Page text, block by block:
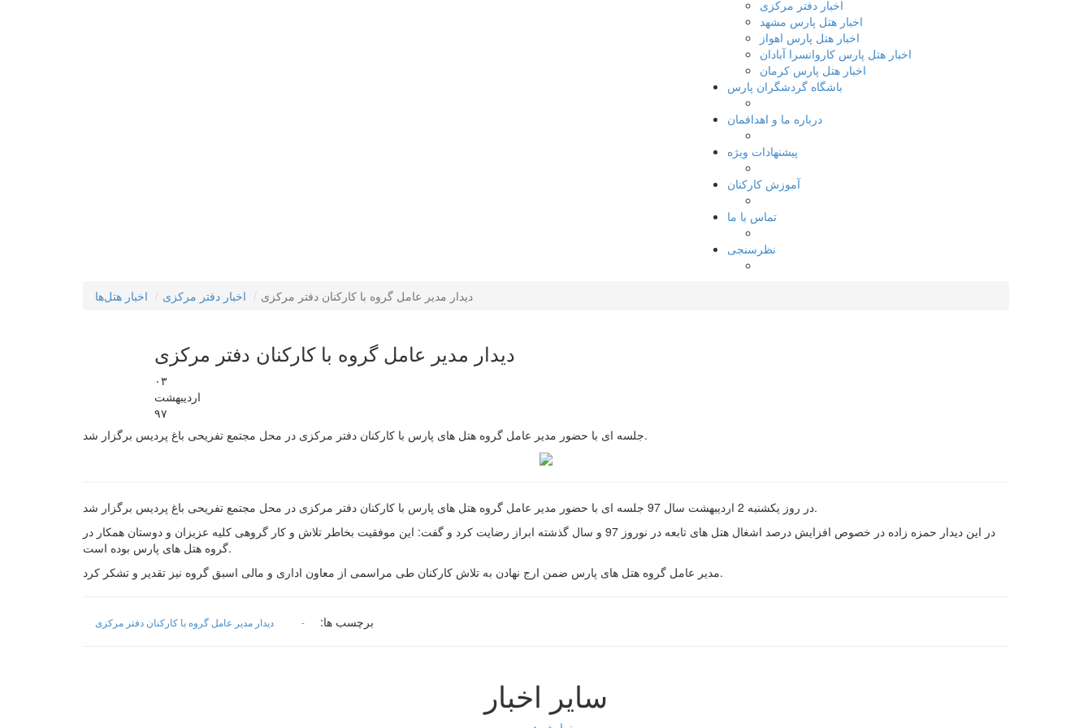
اخبار دفتر مرکزی
اخبار هتل پارس مشهد
اخبار هتل پارس اهواز
اخبار هتل پارس کاروانسرا آبادان
اخبار هتل پارس کرمان
باشگاه گردشگران پارس
درباره ما و اهدافمان
پیشنهادات ویژه
آموزش کارکنان
تماس با ما
نظرسنجی
اخبار هتل‌ها اخبار دفتر مرکزی دیدار مدیر عامل گروه با کارکنان دفتر مرکزی
دیدار مدیر عامل گروه با کارکنان دفتر مرکزی
۰۳
ارديبهشت
۹۷
جلسه ای با حضور مدیر عامل گروه هتل های پارس با کارکنان دفتر مرکزی در محل مجتمع تفریحی باغ پردیس برگزار شد.
در روز یکشنبه 2 اردیبهشت سال 97 جلسه ای با حضور مدیر عامل گروه هتل های پارس با کارکنان دفتر مرکزی در محل مجتمع تفریحی باغ پردیس برگزار شد.
در این دیدار حمزه زاده در خصوص افزایش درصد اشغال هتل های تابعه در نوروز 97 و سال گذشته ابراز رضایت کرد و گفت: این موفقیت بخاطر تلاش و کار گروهی کلیه عزیزان و دوستان همکار در
گروه هتل های پارس بوده است.
مدیر عامل گروه هتل های پارس ضمن ارج نهادن به تلاش کارکنان طی مراسمی از معاون اداری و مالی اسبق گروه نیز تقدیر و تشکر کرد.
برچسب ها: - دیدار مدیر عامل گروه با کارکنان دفتر مرکزی
سایر اخبار